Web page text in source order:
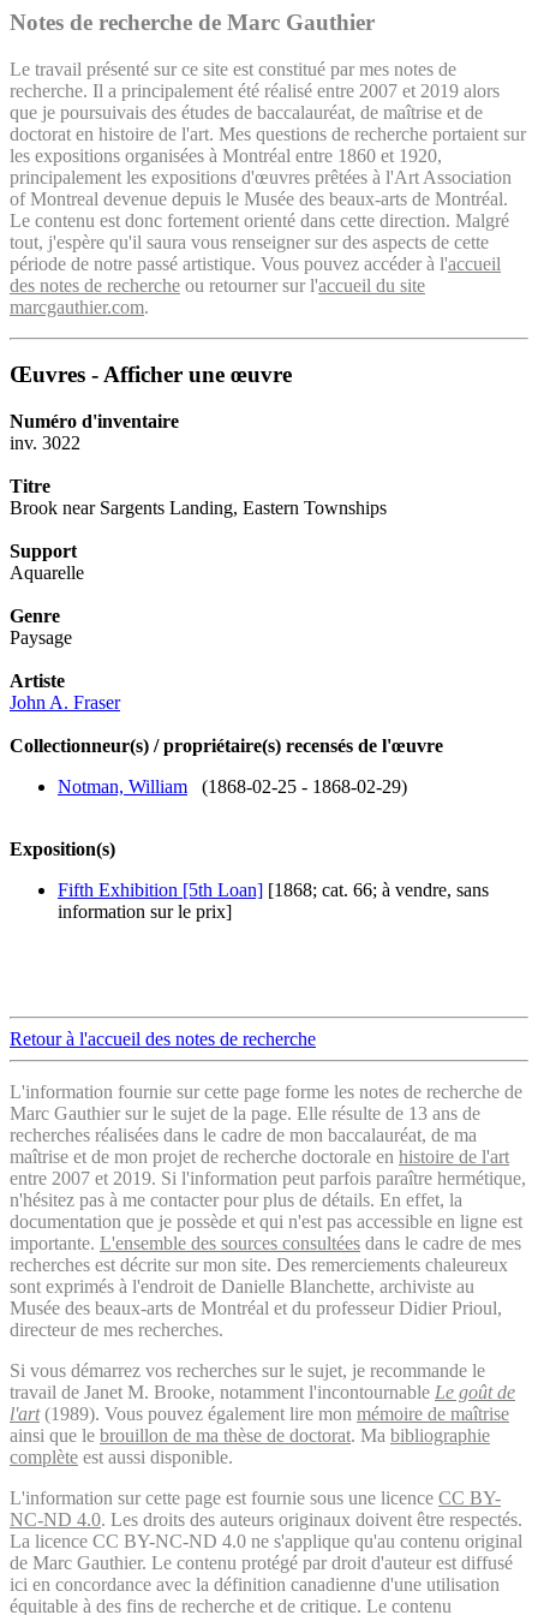
Notes de recherche de Marc Gauthier
Le travail présenté sur ce site est constitué par mes notes de
recherche. Il a principalement été réalisé entre 2007 et 2019 alors
que je poursuivais des études de baccalauréat, de maîtrise et de
doctorat en histoire de l'art. Mes questions de recherche portaient sur
les expositions organisées à Montréal entre 1860 et 1920,
principalement les expositions d'œuvres prêtées à l'Art Association
of Montreal devenue depuis le Musée des beaux-arts de Montréal.
Le contenu est donc fortement orienté dans cette direction. Malgré
tout, j'espère qu'il saura vous renseigner sur des aspects de cette
période de notre passé artistique. Vous pouvez accéder à l'accueil
des notes de recherche ou retourner sur l'accueil du site
marcgauthier.com.
Œuvres - Afficher une œuvre
Numéro d'inventaire
inv. 3022
Titre
Brook near Sargents Landing, Eastern Townships
Support
Aquarelle
Genre
Paysage
Artiste
John A. Fraser
Collectionneur(s) / propriétaire(s) recensés de l'œuvre
Notman, William (1868-02-25 - 1868-02-29)
Exposition(s)
Fifth Exhibition [5th Loan] [1868; cat. 66; à vendre, sans
information sur le prix]
Retour à l'accueil des notes de recherche
L'information fournie sur cette page forme les notes de recherche de
Marc Gauthier sur le sujet de la page. Elle résulte de 13 ans de
recherches réalisées dans le cadre de mon baccalauréat, de ma
maîtrise et de mon projet de recherche doctorale en histoire de l'art
entre 2007 et 2019. Si l'information peut parfois paraître hermétique,
n'hésitez pas à me contacter pour plus de détails. En effet, la
documentation que je possède et qui n'est pas accessible en ligne est
importante. L'ensemble des sources consultées dans le cadre de mes
recherches est décrite sur mon site. Des remerciements chaleureux
sont exprimés à l'endroit de Danielle Blanchette, archiviste au
Musée des beaux-arts de Montréal et du professeur Didier Prioul,
directeur de mes recherches.
Si vous démarrez vos recherches sur le sujet, je recommande le
travail de Janet M. Brooke, notamment l'incontournable Le goût de
l'art(1989). Vous pouvez également lire mon mémoire de maîtrise
ainsi que le brouillon de ma thèse de doctorat. Ma bibliographie
complète est aussi disponible.
L'information sur cette page est fournie sous une licence CC BY-
NC-ND 4.0. Les droits des auteurs originaux doivent être respectés.
La licence CC BY-NC-ND 4.0 ne s'applique qu'au contenu original
de Marc Gauthier. Le contenu protégé par droit d'auteur est diffusé
ici en concordance avec la définition canadienne d'une utilisation
équitable à des fins de recherche et de critique. Le contenu